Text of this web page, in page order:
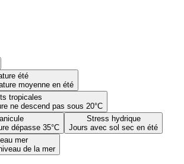
été
moyenne en été
tropicales
ne descend pas sous 20°C
dépasse 35°C
Stress hydrique
Jours avec sol sec en été
mer
de la mer